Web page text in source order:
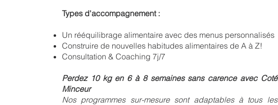
Types d'accompagnement :
Un rééquilibrage alimentaire avec des menus personnalisés
Construire de nouvelles habitudes alimentaires de A à Z!
Consultation & Coaching 7j/7
Perdez 10 kg en 6 à 8 semaines sans carence avec Coté
Minceur
Nos programmes sur-mesure sont adaptables à tous les